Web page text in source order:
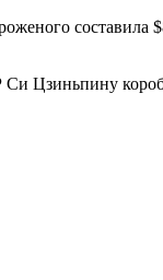
составила
Цзиньпину